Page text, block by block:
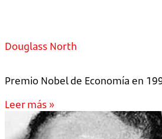
Douglass North
Premio Nobel de Economía en
Leer más »